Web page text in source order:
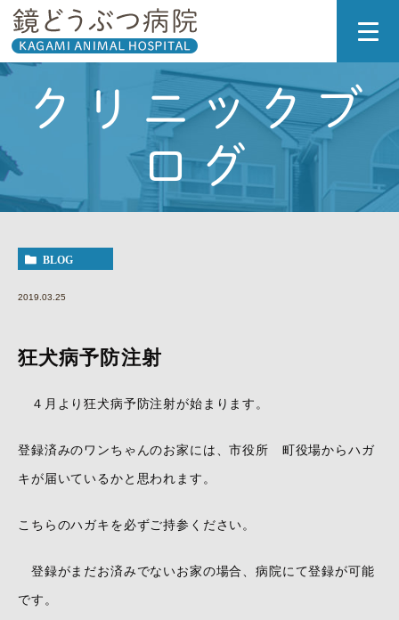
クリニックブ
ログ
BLOG
2019.03.25
狂犬病予防注射
４月より狂犬病予防注射が始まります。
登録済みのワンちゃんのお家には、市役所 町役場からハガ
キが届いているかと思われます。
こちらのハガキを必ずご持参ください。
登録がまだお済みでないお家の場合、病院にて登録が可能
です。